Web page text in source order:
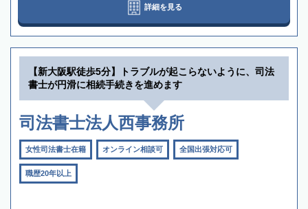
詳細を見る
【新大阪駅徒歩5分】トラブルが起こらないように、司法
書士が円滑に相続手続きを進めます
司法書士法人西事務所
女性司法書士在籍 オンライン相談可 全国出張対応可
職歴20年以上